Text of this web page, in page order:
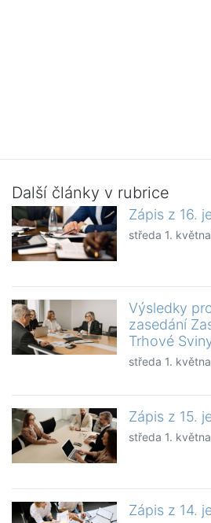
Další články v rubrice
Zápis z 16.
středa 1.
Výsledky
zasedání
Trhové
středa 1.
Zápis z 15.
středa 1.
Zápis z 14.